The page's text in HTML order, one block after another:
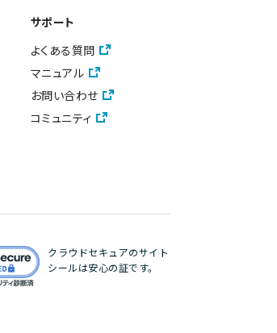
サポート
よくある質問
マニュアル
お問い合わせ
コミュニティ
クラウドセキュアのサイト
シールは安心の証です。